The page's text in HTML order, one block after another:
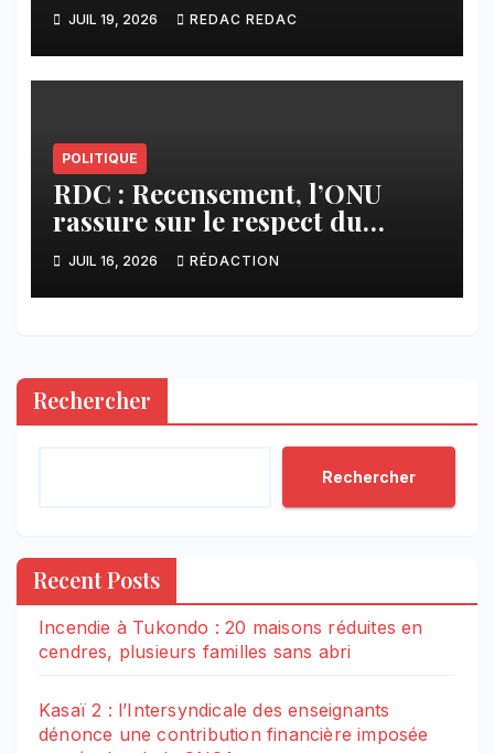
l’initiative de Tshisekedi et
s’oppose à la participation des
groupes armés
JUIL 19, 2026 REDAC REDAC
POLITIQUE
RDC : Recensement, l’ONU
rassure sur le respect du
calendrier constitutionnel
JUIL 16, 2026 RÉDACTION
Rechercher
Rechercher
Recent Posts
Incendie à Tukondo : 20 maisons réduites en
cendres, plusieurs familles sans abri
Kasaï 2 : l’Intersyndicale des enseignants
dénonce une contribution financière imposée